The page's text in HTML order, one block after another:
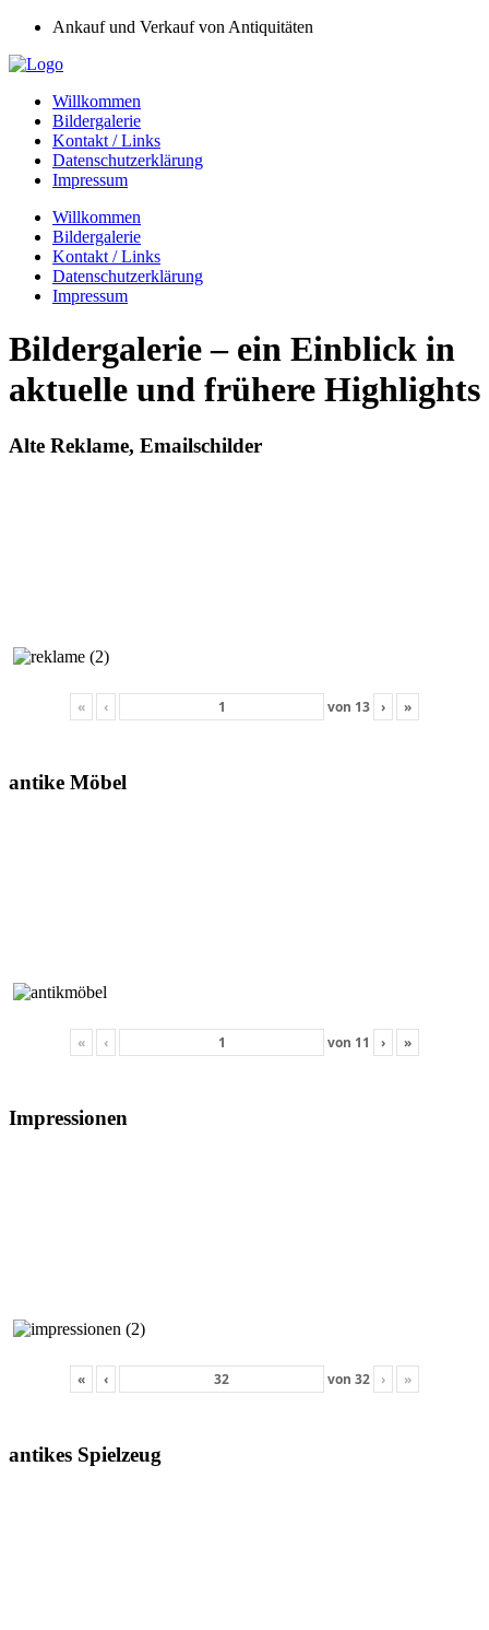
Ankauf und Verkauf von Antiquitäten
Willkommen
Bildergalerie
Kontakt / Links
Datenschutzerklärung
Impressum
Willkommen
Bildergalerie
Kontakt / Links
Datenschutzerklärung
Impressum
Bildergalerie – ein Einblick in
aktuelle und frühere Highlights
Alte Reklame, Emailschilder
« ‹ von 13 › »
antike Möbel
« ‹ von 11 › »
Impressionen
« ‹ von 32 › »
antikes Spielzeug